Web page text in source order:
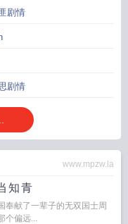
剧情
剧情
www.mpzw.la
知青
奉献了一辈子的无双国士周
个偏远...